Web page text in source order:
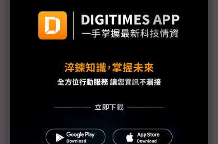
COMPUTEX氣氛轉冷 兩大疑慮壟罩下半年展望
《不具名消息》EP17：川普專挑軟「蘋果」吃？電腦
Tech666：【產業觀察小教室】COMPUTEX 2025觀
察，x86光環褪去後，Arm陣營將崛起？
比地上運輸貴30倍 無人機送貨成本仍是挑戰
NVIDIA台灣總部有著落了｜高通鎖定商用PC市場｜
英特爾陳立武的三支箭｜《科技中心點》EP55